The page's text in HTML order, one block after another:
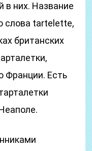
в них. Название
слова tartelette,
британских
Франции. Есть